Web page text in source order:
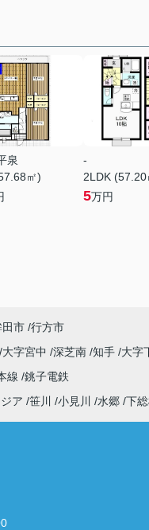
泉
㎡)
-
2LDK (57.20
5万円
田市 行方市
大字宮中 深芝南 知手 大字
線 銚子電鉄
ア 笹川 小見川 水郷 下